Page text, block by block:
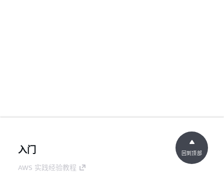
入门
AWS 实践经验教程
回到顶部